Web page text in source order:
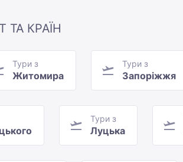
ТА КРАЇН
Тури з
Житомира
Тури з
Запоріжжя
Тури з
Луцька